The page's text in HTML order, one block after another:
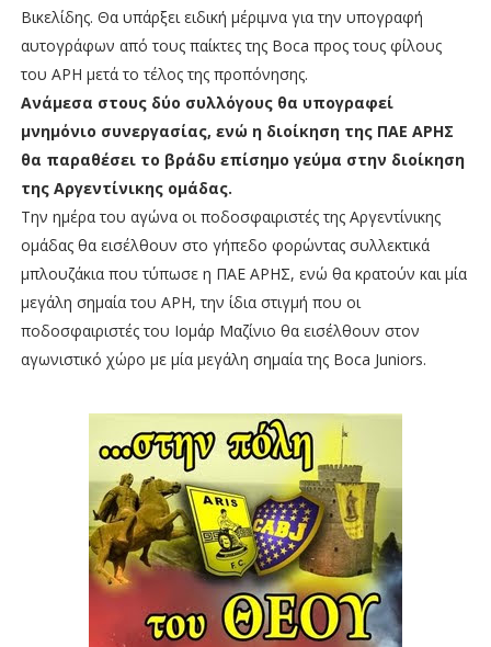
Βικελίδης. Θα υπάρξει ειδική μέριμνα για την υπογραφή
αυτογράφων από τους παίκτες της Boca προς τους φίλους
του ΑΡΗ μετά το τέλος της προπόνησης.
Ανάμεσα στους δύο συλλόγους θα υπογραφεί
μνημόνιο συνεργασίας, ενώ η διοίκηση της ΠΑΕ ΑΡΗΣ
θα παραθέσει το βράδυ επίσημο γεύμα στην διοίκηση
της Αργεντίνικης ομάδας.
Την ημέρα του αγώνα οι ποδοσφαιριστές της Αργεντίνικης
ομάδας θα εισέλθουν στο γήπεδο φορώντας συλλεκτικά
μπλουζάκια που τύπωσε η ΠΑΕ ΑΡΗΣ, ενώ θα κρατούν και μία
μεγάλη σημαία του ΑΡΗ, την ίδια στιγμή που οι
ποδοσφαιριστές του Ιομάρ Μαζίνιο θα εισέλθουν στον
αγωνιστικό χώρο με μία μεγάλη σημαία της Boca Juniors.